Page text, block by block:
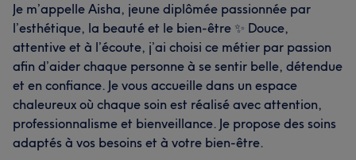
Je m’appelle Aisha, jeune diplômée passionnée par
l’esthétique, la beauté et le bien-être ✨ Douce,
attentive et à l’écoute, j’ai choisi ce métier par passion
afin d’aider chaque personne à se sentir belle, détendue
et en confiance. Je vous accueille dans un espace
chaleureux où chaque soin est réalisé avec attention,
professionnalisme et bienveillance. Je propose des soins
adaptés à vos besoins et à votre bien-être.